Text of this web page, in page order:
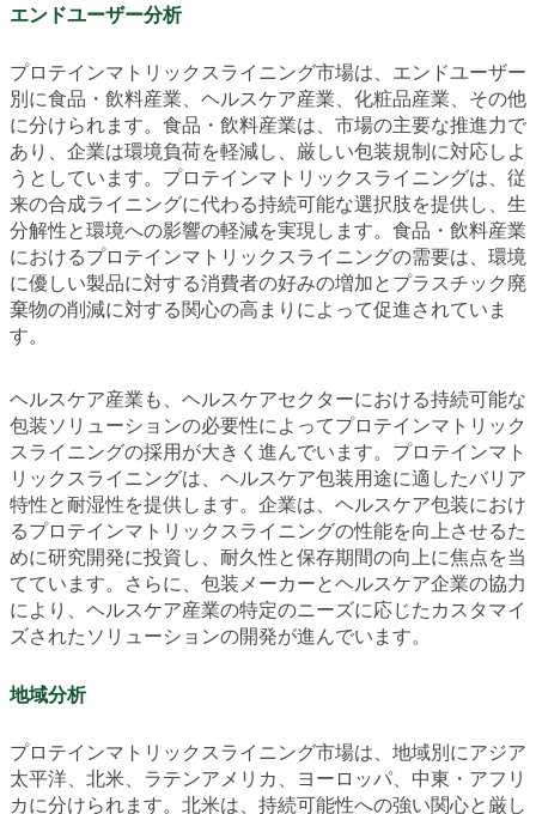
エンドユーザー分析
プロテインマトリックスライニング市場は、エンドユーザー
別に食品・飲料産業、ヘルスケア産業、化粧品産業、その他
に分けられます。食品・飲料産業は、市場の主要な推進力で
あり、企業は環境負荷を軽減し、厳しい包装規制に対応しよ
うとしています。プロテインマトリックスライニングは、従
来の合成ライニングに代わる持続可能な選択肢を提供し、生
分解性と環境への影響の軽減を実現します。食品・飲料産業
におけるプロテインマトリックスライニングの需要は、環境
に優しい製品に対する消費者の好みの増加とプラスチック廃
棄物の削減に対する関心の高まりによって促進されていま
す。
ヘルスケア産業も、ヘルスケアセクターにおける持続可能な
包装ソリューションの必要性によってプロテインマトリック
スライニングの採用が大きく進んでいます。プロテインマト
リックスライニングは、ヘルスケア包装用途に適したバリア
特性と耐湿性を提供します。企業は、ヘルスケア包装におけ
るプロテインマトリックスライニングの性能を向上させるた
めに研究開発に投資し、耐久性と保存期間の向上に焦点を当
てています。さらに、包装メーカーとヘルスケア企業の協力
により、ヘルスケア産業の特定のニーズに応じたカスタマイ
ズされたソリューションの開発が進んでいます。
地域分析
プロテインマトリックスライニング市場は、地域別にアジア
太平洋、北米、ラテンアメリカ、ヨーロッパ、中東・アフリ
カに分けられます。北米は、持続可能性への強い関心と厳し